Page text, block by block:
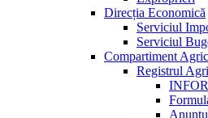
Direcția Economică
Serviciul
Serviciul
Compartiment
Registrul